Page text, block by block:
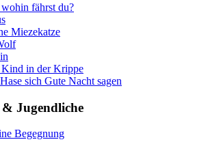
fährst du?
Miezekatze
Kind in der Krippe
sich Gute Nacht sagen
Jugendliche
Begegnung